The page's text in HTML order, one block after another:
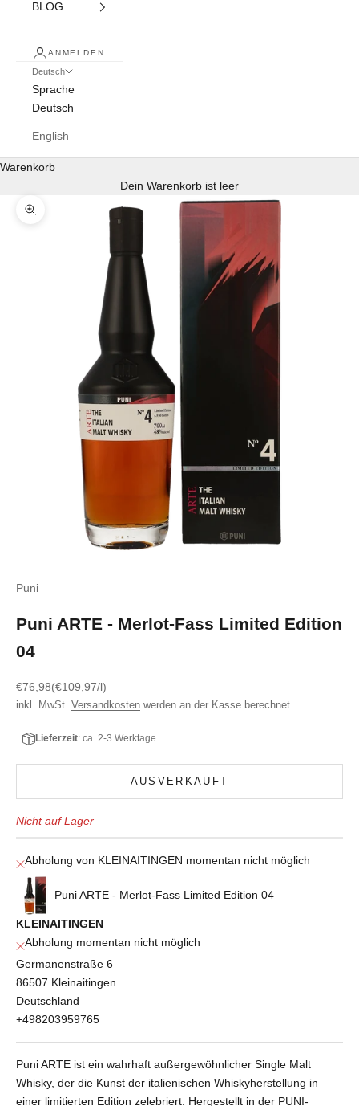
BLOG
ANMELDEN
Deutsch
Sprache
Deutsch
English
Warenkorb
Dein Warenkorb ist leer
Bild vergrößern
Puni
Puni ARTE - Merlot-Fass Limited Edition
04
Angebot
€76,98(€109,97/l)
inkl. MwSt. Versandkosten werden an der Kasse berechnet
Lieferzeit: ca. 2-3 Werktage
AUSVERKAUFT
Nicht auf Lager
Abholung von KLEINAITINGEN momentan nicht möglich
Puni ARTE - Merlot-Fass Limited Edition 04
KLEINAITINGEN
Abholung momentan nicht möglich
Germanenstraße 6
86507 Kleinaitingen
Deutschland
+498203959765
Puni ARTE ist ein wahrhaft außergewöhnlicher Single Malt
Whisky, der die Kunst der italienischen Whiskyherstellung in
einer limitierten Edition zelebriert. Hergestellt in der PUNI-